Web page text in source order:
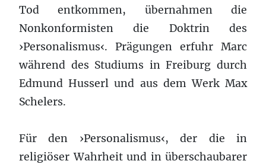
Tod entkommen, übernahmen die
Nonkonformisten die Doktrin des
›Personalismus‹. Prägungen erfuhr Marc
während des Studiums in Freiburg durch
Edmund Husserl und aus dem Werk Max
Schelers.
Für den ›Personalismus‹, der die in
religiöser Wahrheit und in überschaubarer